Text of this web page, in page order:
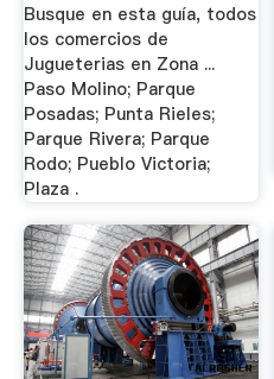
Busque en esta guía, todos
los comercios de
Jugueterias en Zona ...
Paso Molino; Parque
Posadas; Punta Rieles;
Parque Rivera; Parque
Rodo; Pueblo Victoria;
Plaza .